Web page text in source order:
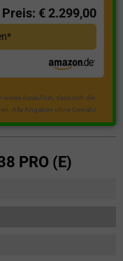
Preis: € 2.299,00
darauf hin, dass sich die
Alle Angaben ohne Gewähr.
PRO (E)